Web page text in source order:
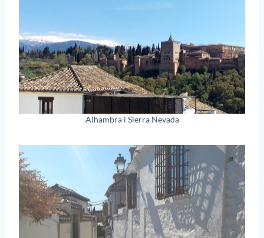
Alhambra i Sierra Nevada